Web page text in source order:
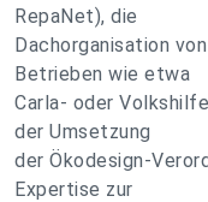
RepaNet), die
Dachorganisation
Betrieben wie etwa
Carla- oder
der Umsetzung
der Ökodesign-
Expertise zur